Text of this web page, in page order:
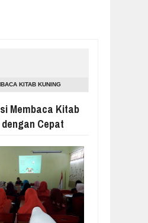
untuk diterbitkan.
KITAB KUNING
Membaca Kitab
Cepat